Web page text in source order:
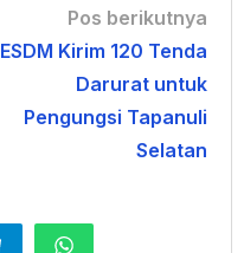
Pos berikutnya
ESDM Kirim 120 Tenda
Darurat untuk
Pengungsi Tapanuli
Selatan